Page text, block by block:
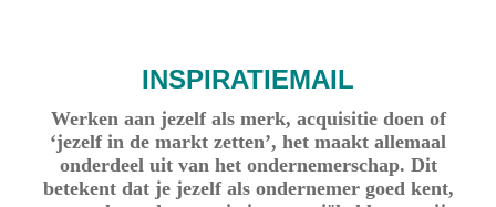
INSPIRATIEMAIL
Werken aan jezelf als merk, acquisitie doen of
‘jezelf in de markt zetten’, het maakt allemaal
onderdeel uit van het ondernemerschap. Dit
betekent dat je jezelf als ondernemer goed kent,